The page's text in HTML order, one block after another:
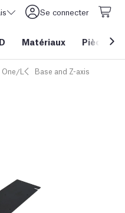
Se connecter
Matériaux Pièces&
One/L
Base and Z-axis